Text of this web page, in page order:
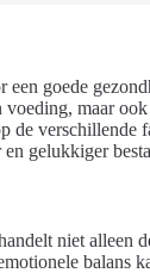
goede
maar
verschillende
gelukkiger
niet alleen
balans